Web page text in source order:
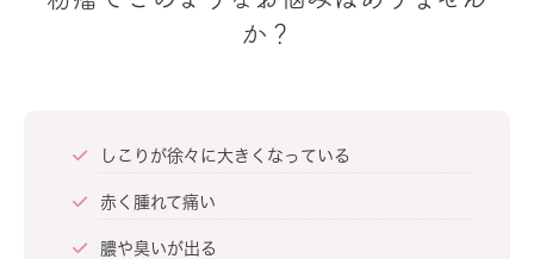
か？
しこりが徐々に大きくなっている
赤く腫れて痛い
膿や臭いが出る